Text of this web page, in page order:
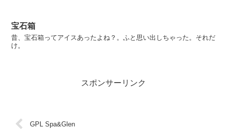
宝石箱
昔、宝石箱ってアイスあったよね？。ふと思い出しちゃった。それだ
け。
スポンサーリンク
GPL Spa&Glen